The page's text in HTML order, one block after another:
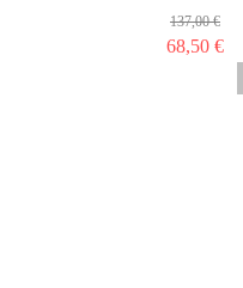
137,00 €
68,50 €